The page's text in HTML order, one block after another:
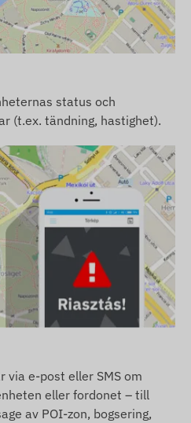
status och
(t.ex. tändning, hastighet).
via e-post eller SMS om
eller fordonet – till
av POI-zon, bogsering,